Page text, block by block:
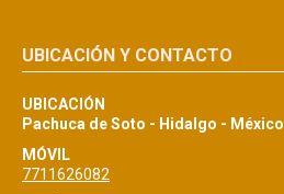
UBICACIÓN Y CONTACTO
UBICACIÓN
Pachuca de Soto - Hidalgo - México
MÓVIL
7711626082